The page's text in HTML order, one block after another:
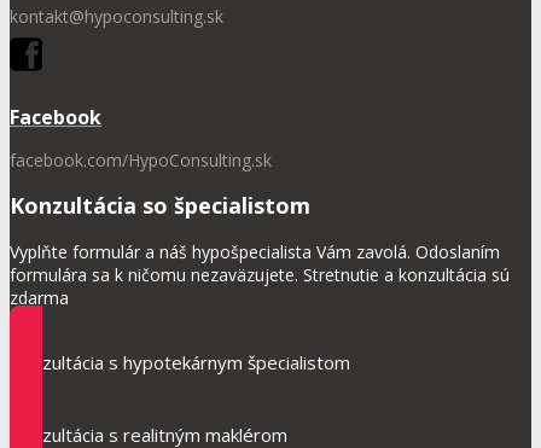
kontakt@hypoconsulting.sk
Facebook
facebook.com/HypoConsulting.sk
Konzultácia so špecialistom
Vyplňte formulár a náš hypošpecialista Vám zavolá. Odoslaním
formulára sa k ničomu nezaväzujete. Stretnutie a konzultácia sú
zdarma
Konzultácia s hypotekárnym špecialistom
Konzultácia s realitným maklérom